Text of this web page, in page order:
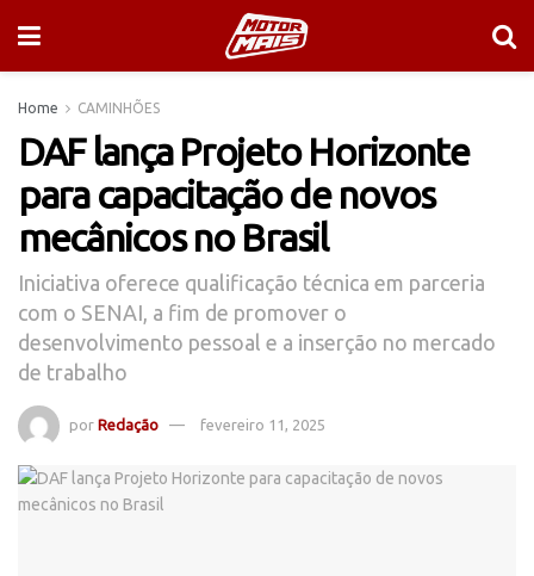
Home CAMINHÕES
DAF lança Projeto Horizonte
para capacitação de novos
mecânicos no Brasil
Iniciativa oferece qualificação técnica em parceria
com o SENAI, a fim de promover o
desenvolvimento pessoal e a inserção no mercado
de trabalho
por Redação fevereiro 11, 2025